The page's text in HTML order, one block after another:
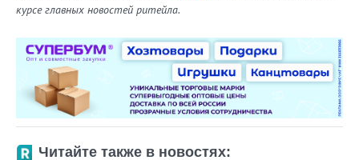
курсе главных новостей ритейла.
Читайте также в новостях: